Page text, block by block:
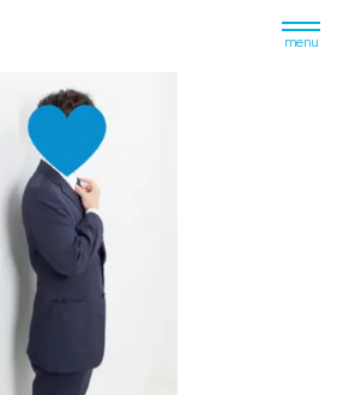
menu